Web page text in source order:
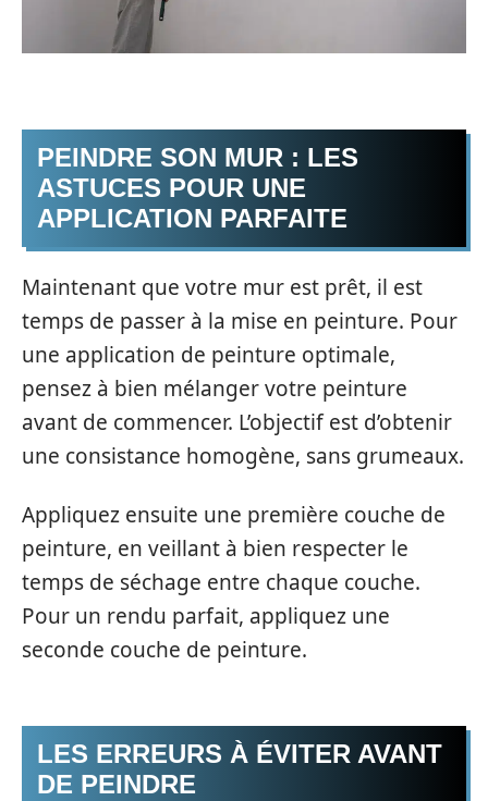
PEINDRE SON MUR : LES
ASTUCES POUR UNE
APPLICATION PARFAITE
Maintenant que votre mur est prêt, il est
temps de passer à la mise en peinture. Pour
une application de peinture optimale,
pensez à bien mélanger votre peinture
avant de commencer. L’objectif est d’obtenir
une consistance homogène, sans grumeaux.
Appliquez ensuite une première couche de
peinture, en veillant à bien respecter le
temps de séchage entre chaque couche.
Pour un rendu parfait, appliquez une
seconde couche de peinture.
LES ERREURS À ÉVITER AVANT
DE PEINDRE